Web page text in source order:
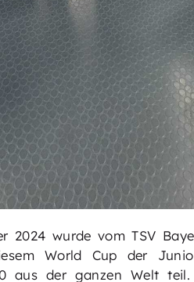
2024 wurde vom TSV
World Cup der
aus der ganzen Welt